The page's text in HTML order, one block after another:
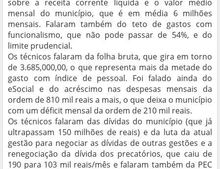
sobre a receita corrente líquida e o valor médio
mensal do município, que é em média 6 milhões
mensais. Falaram também do teto de gastos com
funcionalismo, que não pode passar de 54%, e do
limite prudencial.
Os técnicos falaram da folha bruta, que gira em torno
de 3.685,000,00, o que representa mais da metade do
gasto com índice de pessoal. Foi falado ainda do
eSocial e do acréscimo nas despesas mensais da
ordem de 810 mil reais a mais, o que deixa o município
com um déficit mensal da ordem de 210 mil reais.
Os técnicos falaram das dívidas do município (que já
ultrapassam 150 milhões de reais) e da luta da atual
gestão para negociar as dívidas de outras gestões e a
renegociação da dívida dos precatórios, que caiu de
190 para 103 mil reais/mês e falaram também da PEC